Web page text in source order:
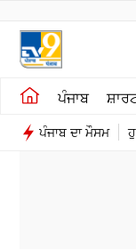
ਪੰਜਾਬ
ਪੰਜਾਬ ਦਾ ਮੌਸਮ
ਖੇਤੀਬਾੜੀ
ਸ਼ਾਰਟ ਵੀਡੀਓਜ਼